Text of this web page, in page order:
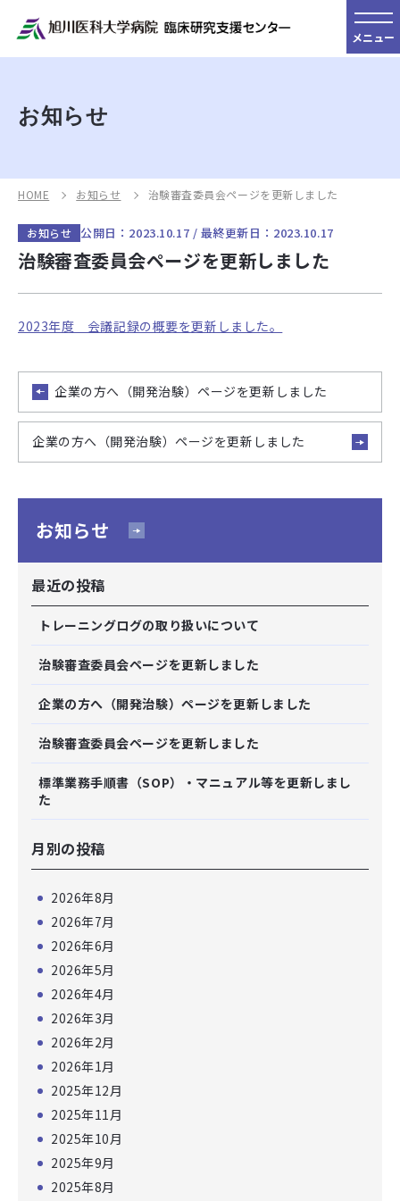
メニュー
お知らせ
HOME お知らせ 治験審査委員会ページを更新しました
お知らせ 公開日：2023.10.17 / 最終更新日：2023.10.17
治験審査委員会ページを更新しました
2023年度 会議記録の概要を更新しました。
企業の方へ（開発治験）ページを更新しました
企業の方へ（開発治験）ページを更新しました
お知らせ
最近の投稿
トレーニングログの取り扱いについて
治験審査委員会ページを更新しました
企業の方へ（開発治験）ページを更新しました
治験審査委員会ページを更新しました
標準業務手順書（SOP）・マニュアル等を更新しまし
た
月別の投稿
2026年8月
2026年7月
2026年6月
2026年5月
2026年4月
2026年3月
2026年2月
2026年1月
2025年12月
2025年11月
2025年10月
2025年9月
2025年8月